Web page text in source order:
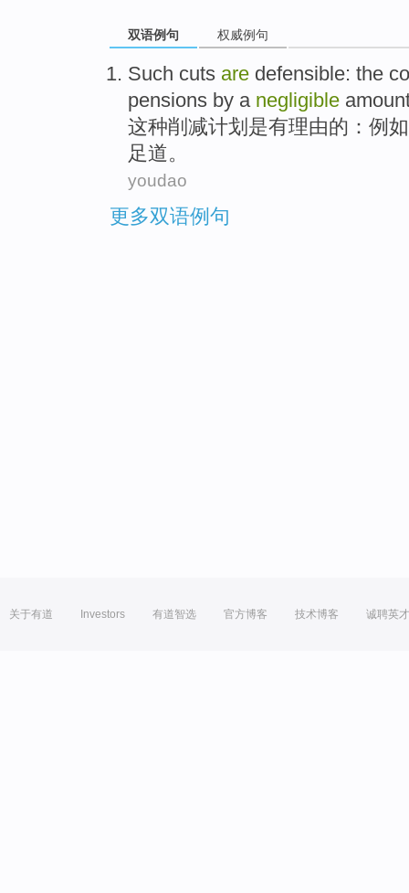
双语例句 权威例句
Such cuts are defensible: the
pensions by a negligible
这种削减计划 是有理由的： 例如
足道。
youdao
更多双语例句
关于有道 Investors 有道智选 官方博客 技术博客 诚聘英才